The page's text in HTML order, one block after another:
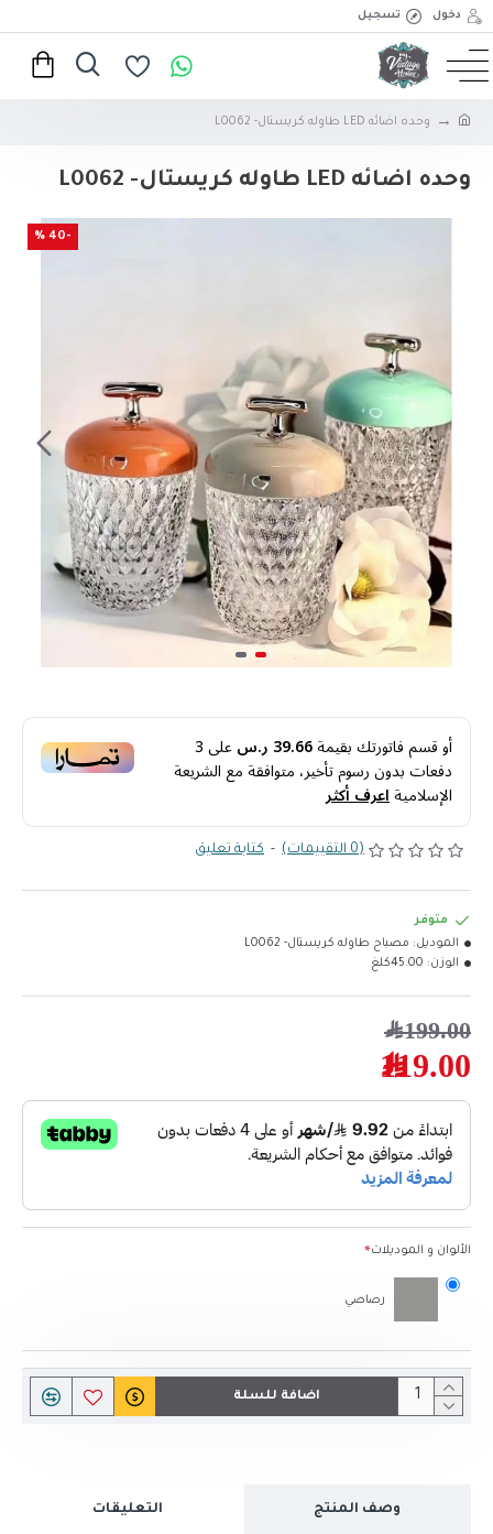
دخول تسجيل
وحده اضائه LED طاوله كريستال- L0062
وحده اضائه LED طاوله كريستال- L0062
-40 %
أو قسم فاتورتك بقيمة39.66 ر.س على3
دفعات بدون رسوم تأخير، متوافقة مع الشريعة
الإسلاميةاعرف أكثر
(0 التقييمات) - كتابة تعليق
119.00﷼
199.00﷼
متوفر
الموديل: مصباح طاوله كريستال- L0062
الوزن: 45.00كلغ
الألوان و الموديلات
رصاصي
اضافة للسلة
وصف المنتج التعليقات